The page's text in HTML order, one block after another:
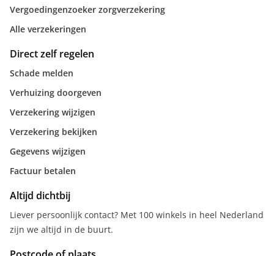
Vergoedingenzoeker zorgverzekering
Alle verzekeringen
Direct zelf regelen
Schade melden
Verhuizing doorgeven
Verzekering wijzigen
Verzekering bekijken
Gegevens wijzigen
Factuur betalen
Altijd dichtbij
Liever persoonlijk contact? Met 100 winkels in heel Nederland
zijn we altijd in de buurt.